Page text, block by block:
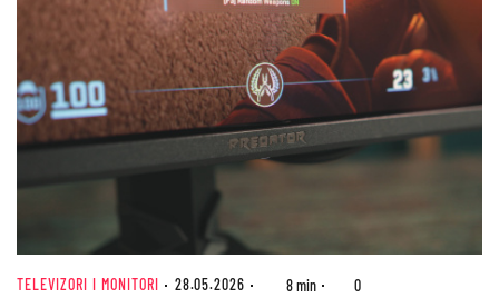
TELEVIZORI I MONITORI 28.05.2026 8 min 0